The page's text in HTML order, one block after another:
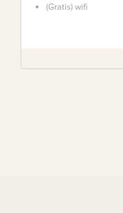
(Gratis) wifi